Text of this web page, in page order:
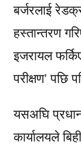
बर्जरलाई
हस्तान्तरण
इजरायल
परीक्षण’ पछि
यसअघि
कार्यालयले